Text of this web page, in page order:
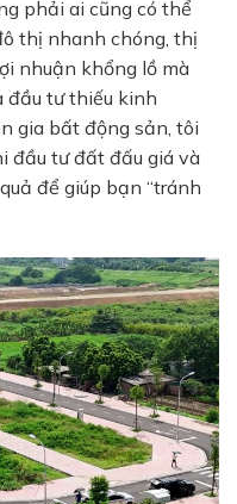
phải ai cũng có thể
thị nhanh chóng, thị
nhuận khổng lồ mà
đầu tư thiếu kinh
gia bất động sản, tôi
đầu tư đất đấu giá và
để giúp bạn “tránh